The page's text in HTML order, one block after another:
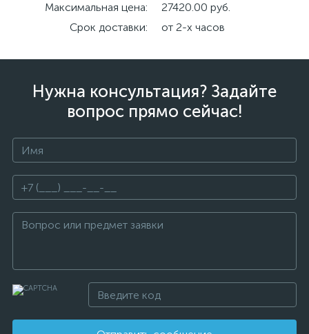
Максимальная цена:
27420.00 руб.
Срок доставки:
от 2-х часов
Нужна консультация? Задайте
вопрос прямо сейчас!